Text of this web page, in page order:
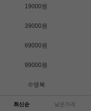
19000원
39000원
69000원
99000원
수영복
최신순 낮은가격